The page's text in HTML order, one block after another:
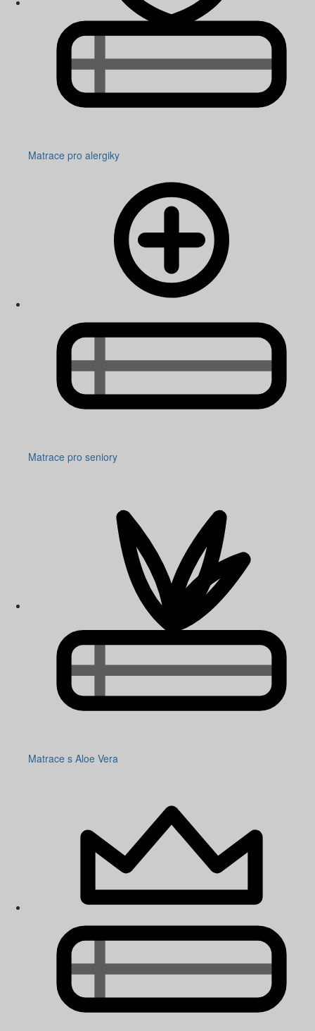
Matrace pro alergiky
Matrace pro seniory
Matrace s Aloe Vera